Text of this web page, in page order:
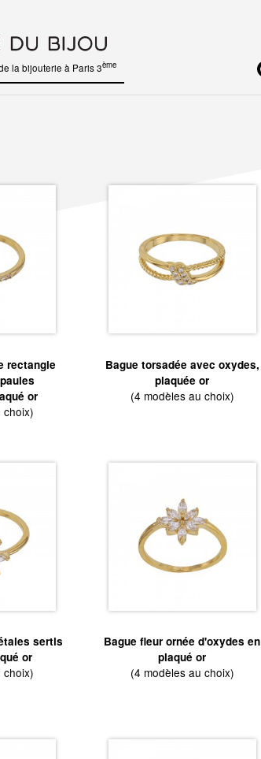
la bijouterie à Paris 3ème
rectangle
or
choix)
Bague torsadée avec oxydes,
plaquée or
(4 modèles au choix)
sertis
or
choix)
Bague fleur ornée d'oxydes en
plaqué or
(4 modèles au choix)